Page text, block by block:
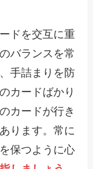
ドを交互に重
バランスを常
手詰まりを防
カードばかり
カードが行き
ります。常に
保つように心